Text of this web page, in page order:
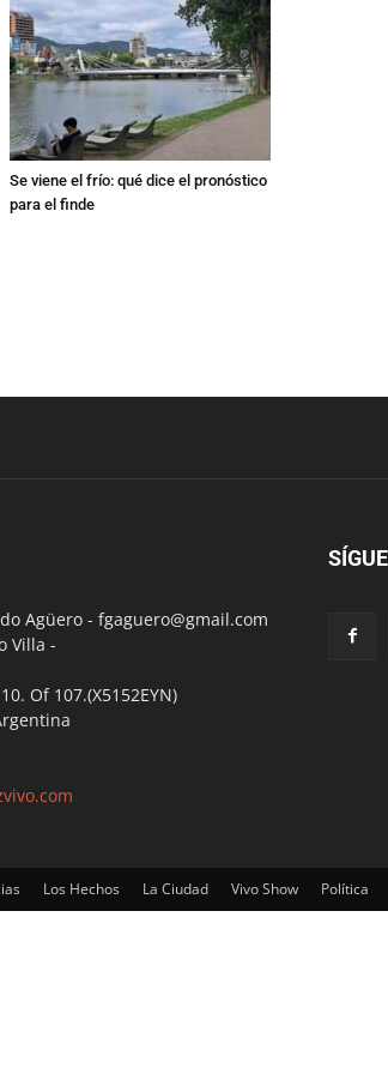
Se viene el frío: qué dice el pronóstico
para el finde
Agüero - fgaguero@gmail.com
Villa -
Of 107.(X5152EYN)
Los Hechos La Ciudad Vivo Show Política